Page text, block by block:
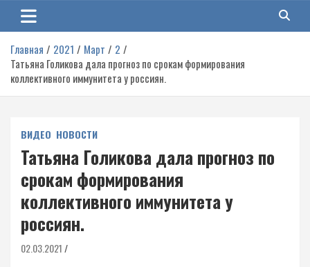
Главная 2021 Март
2
Татьяна Голикова дала прогноз по срокам формирования
коллективного иммунитета у россиян.
ВИДЕО НОВОСТИ
Татьяна Голикова дала прогноз по
срокам формирования
коллективного иммунитета у
россиян.
02.03.2021